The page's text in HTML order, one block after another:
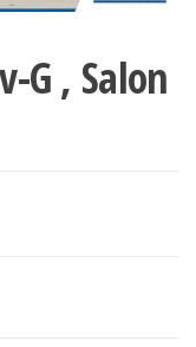
G , Salon